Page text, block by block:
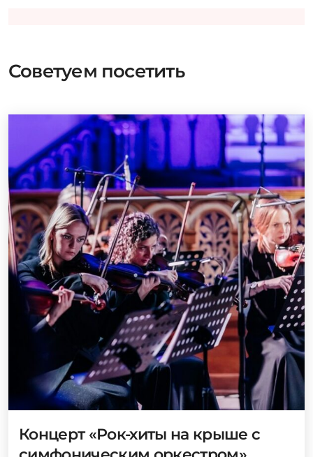
Советуем посетить
Концерт «Рок-хиты на крыше с